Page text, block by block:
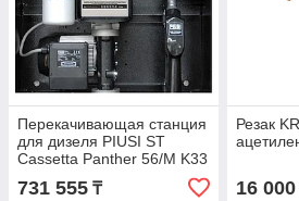
Перекачивающая станция
для дизеля PIUSI ST
Cassetta Panther 56/M K33
A60 F00365P0A
731 555 ₸
Резак
16 000